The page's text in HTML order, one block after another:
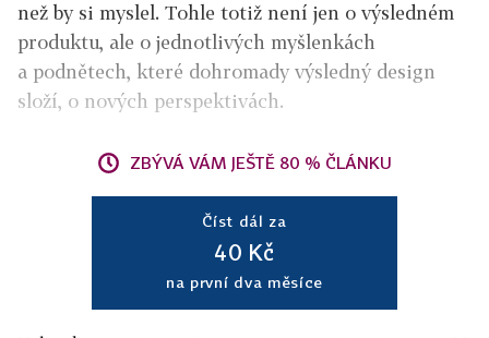
než by si myslel. Tohle totiž není jen o výsledném
produktu, ale o jednotlivých myšlenkách
a podnětech, které dohromady výsledný design
složí, o nových perspektivách.
ZBÝVÁ VÁM JEŠTĚ 80 % ČLÁNKU
Číst dál za
40 Kč
na první dva měsíce